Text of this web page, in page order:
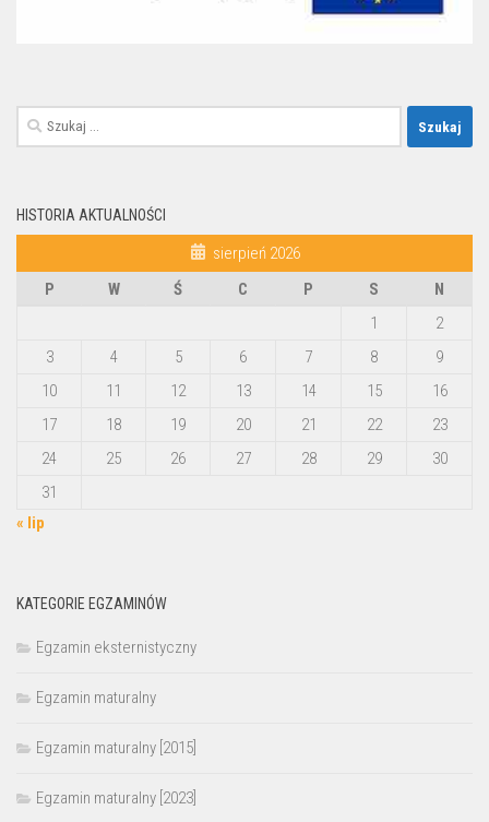
Szukaj:
HISTORIA AKTUALNOŚCI
sierpień 2026
P
W Ś C P S
N
1
2
3
4 5 6 7 8
9
10
11 12 13 14 15
16
17
18 19 20 21 22
23
24
25 26 27 28 29
30
31
« lip
KATEGORIE EGZAMINÓW
Egzamin eksternistyczny
Egzamin maturalny
Egzamin maturalny [2015]
Egzamin maturalny [2023]